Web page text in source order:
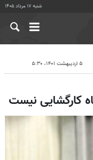
شنبه ۱۷ مرداد ۱۴۰۵
۵ اردیبهشت ۱۴۰۱، ۵:۳۰
کارگشایی نیست